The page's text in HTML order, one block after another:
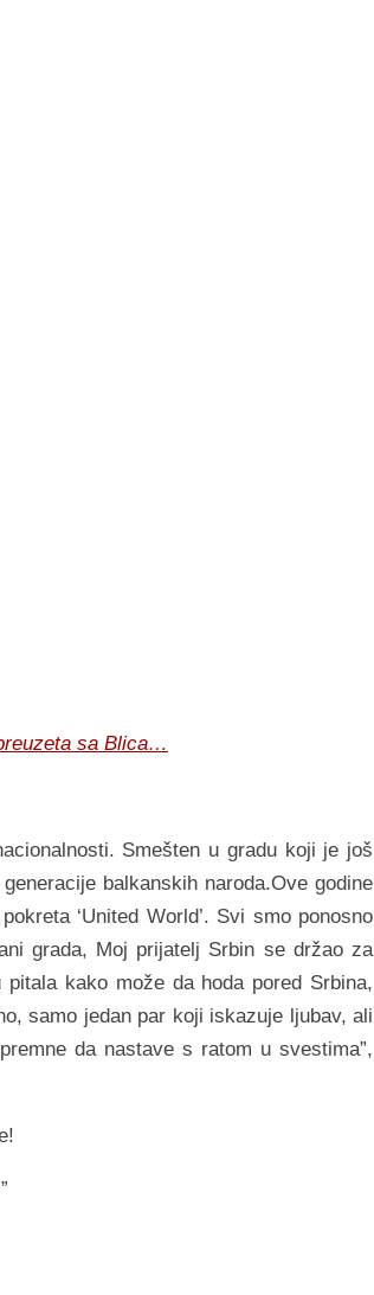
sa Blica…
Smešten u gradu koji je još
balkanskih naroda.Ove godine
‘United World’. Svi smo ponosno
grada, Moj prijatelj Srbin se držao za
kako može da hoda pored Srbina,
samo jedan par koji iskazuje ljubav, ali
da nastave s ratom u svestima”,